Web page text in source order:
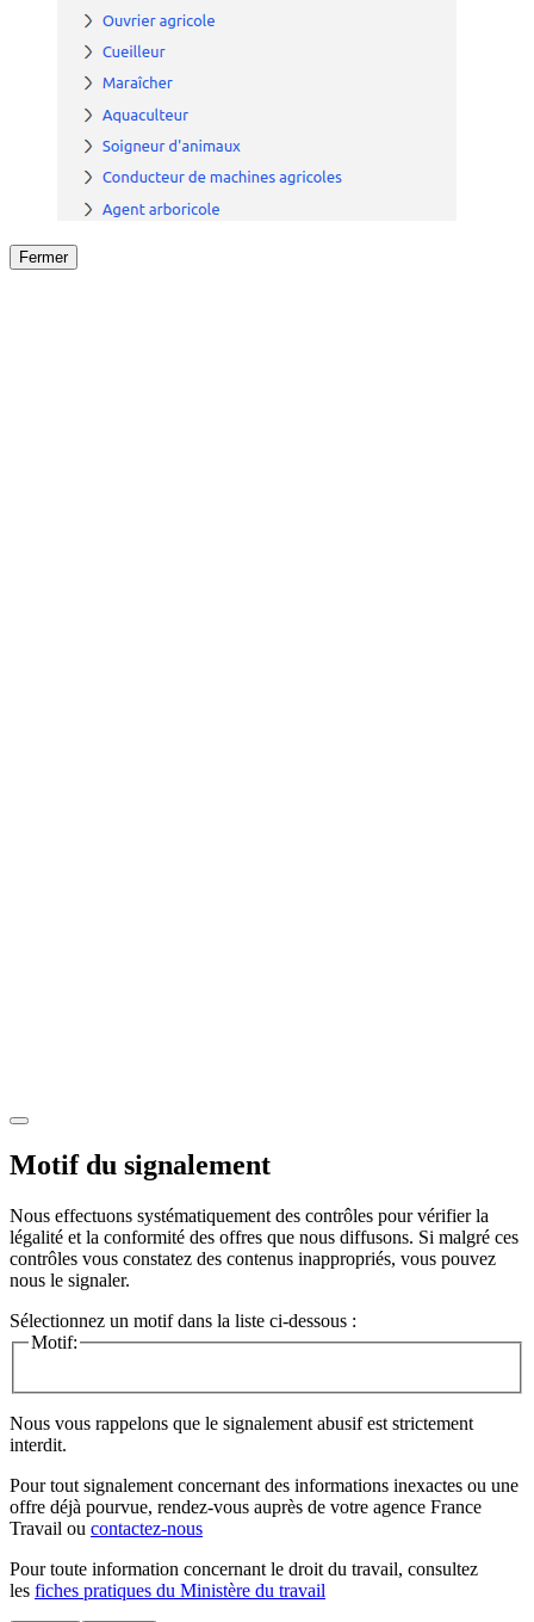
Fermer
Motif du signalement
Nous effectuons systématiquement des contrôles pour vérifier la
légalité et la conformité des offres que nous diffusons. Si malgré ces
contrôles vous constatez des contenus inappropriés, vous pouvez
nous le signaler.
Sélectionnez un motif dans la liste ci-dessous :
Motif:
Nous vous rappelons que le signalement abusif est strictement
interdit.
Pour tout signalement concernant des informations inexactes ou une
offre déjà pourvue, rendez-vous auprès de votre agence France
Travail ou contactez-nous
Pour toute information concernant le droit du travail, consultez
les fiches pratiques du Ministère du travail